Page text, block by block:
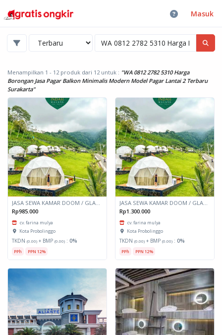
Masuk
Menampilkan 1 - 12 produk dari 12 untuk : "WA 0812 2782 5310 Harga
Borongan Jasa Pagar Balkon Minimalis Modern Model Pagar Lantai 2 Terbaru
Surakarta"
Rp985.000
cv. farina mulya
Kota Probolinggo
TKDN (0.00) + BMP (0.00) : 0%
PPh PPN 12%
Rp1.300.000
cv. farina mulya
Kota Probolinggo
TKDN (0.00) + BMP (0.00) : 0%
PPh PPN 12%